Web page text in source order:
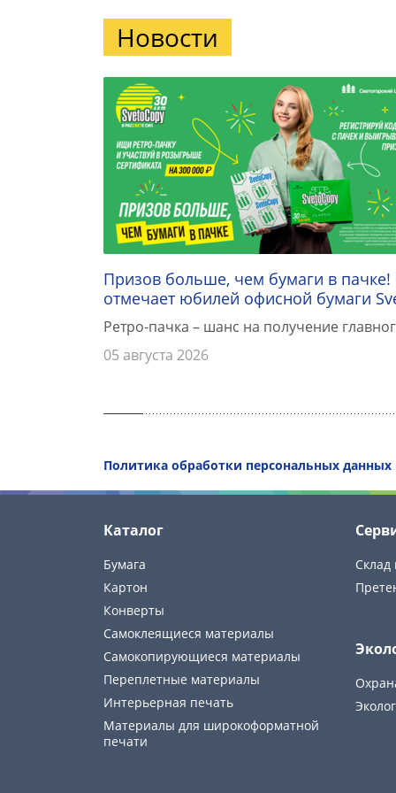
Новости
Призов больше, чем бумаги в пачке!
отмечает юбилей офисной бумаги
Ретро-пачка – шанс на получение
05 августа 2026
Политика обработки персональных данных
Каталог
Бумага
Картон
Конверты
Самоклеящиеся материалы
Самокопирующиеся материалы
Переплетные материалы
Интерьерная печать
Материалы для широкоформатной
печати
Склад